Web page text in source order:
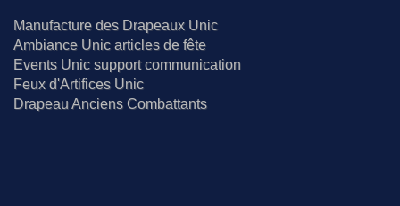
Manufacture des Drapeaux Unic
Ambiance Unic articles de fête
Events Unic support communication
Feux d'Artifices Unic
Drapeau Anciens Combattants